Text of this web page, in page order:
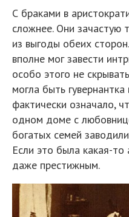
С браками в
сложнее. Они зачастую
из выгоды обеих
вполне мог завести
особо этого не
могла быть
фактически означало,
одном доме с
богатых семей
Если это была какая-то
даже престижным.